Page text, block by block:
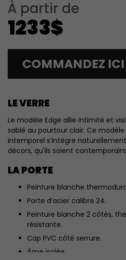
À partir de
1233$
COMMANDEZ ICI
LE VERRE
Le modèle Edge allie intimité et
sablé au pourtour clair. Ce
intemporel s’intègre
décors, qu'ils soient
LA PORTE
Peinture blanche
Porte d’acier calibre 24.
Peinture blanche 2 côtés,
résistante.
Cap PVC côté serrure.
Âme isolée.